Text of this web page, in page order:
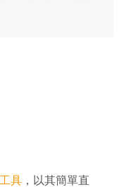
具，以其簡單直